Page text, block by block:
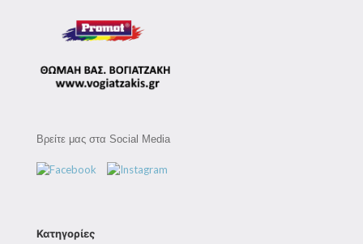
Βρείτε μας στα Social Media
Κατηγορίες